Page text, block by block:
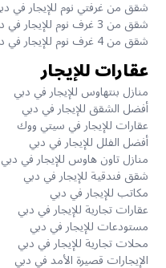
شقق من غرفتي نوم للإيجار في
شقق من 3 غرف نوم للإيجار في دبي
شقق من 4 غرف نوم للإيجار في دبي
عقارات للإيجار
منازل بنتهاوس للإيجار في دبي
أفضل الشقق للإيجار في دبي
عقارات للإيجار في سيتي ووك
أفضل الفلل للإيجار في دبي
منازل تاون هاوس للإيجار في دبي
شقق فندقية للإيجار في دبي
مكاتب للإيجار في دبي
عقارات تجارية للإيجار في دبي
مستودعات للإيجار في دبي
محلات تجارية للإيجار في دبي
الإيجارات قصيرة الأمد في دبي